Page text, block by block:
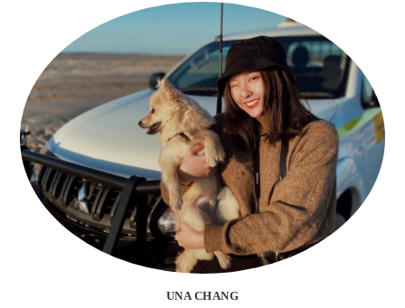
UNA CHANG